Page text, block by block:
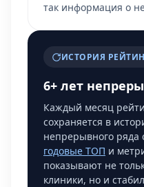
так информация о
ИСТОРИЯ
6+ лет
Каждый месяц
сохраняется в
непрерывного ряда
годовые ТОП и
показывают не
клиники, но и